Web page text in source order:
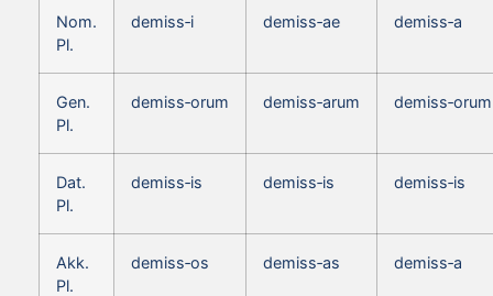
Nom.
Pl.
demiss‑i demiss‑ae demiss‑a
Gen.
Pl.
demiss‑orum demiss‑arum demiss‑orum
Dat.
Pl.
demiss‑is demiss‑is demiss‑is
Akk.
Pl.
demiss‑os demiss‑as demiss‑a